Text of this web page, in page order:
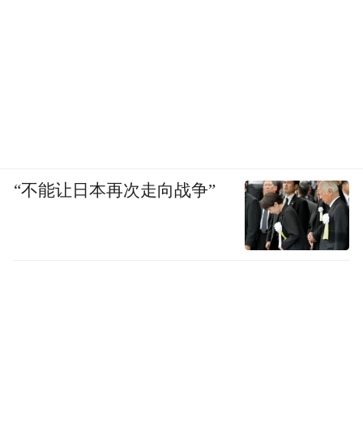
“不能让日本再次走向战争”